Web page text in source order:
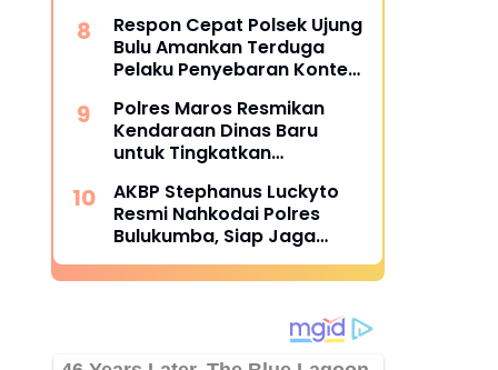
Respon Cepat Polsek Ujung
Bulu Amankan Terduga
Pelaku Penyebaran Konten
Polres Maros Resmikan
Kendaraan Dinas Baru
untuk Tingkatkan
AKBP Stephanus Luckyto
Resmi Nahkodai Polres
Bulukumba, Siap Jaga
Kondusivitas Wilayah